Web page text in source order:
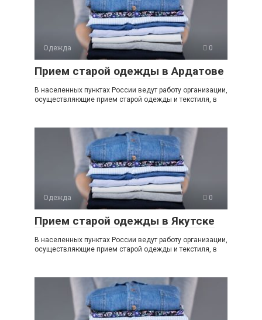
Одежда 0
Прием старой одежды в Ардатове
В населенных пунктах России ведут работу организации,
осуществляющие прием старой одежды и текстиля, в
Одежда 0
Прием старой одежды в Якутске
В населенных пунктах России ведут работу организации,
осуществляющие прием старой одежды и текстиля, в